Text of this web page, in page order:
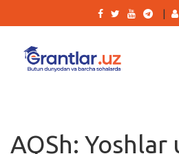
Ishlar
AQSh: Yoshlar